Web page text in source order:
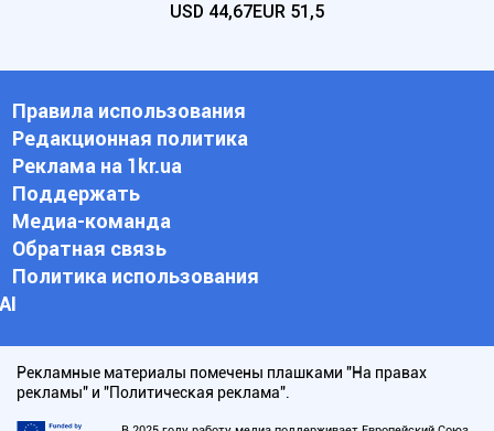
USD 44,67EUR 51,5
Правила использования
Редакционная политика
Реклама на 1kr.ua
Поддержать
Медиа-команда
Обратная связь
Политика использования
АI
Рекламные материалы помечены плашками "На правах
рекламы" и "Политическая реклама".